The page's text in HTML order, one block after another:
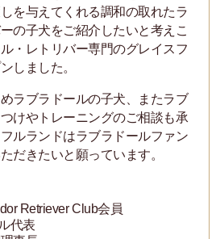
を与えてくれる調和の取れたラ
の子犬をご紹介したいと考えこ
・レトリバー専門のグレイスフ
しました。
ラブラドールの子犬、またラブ
けやトレーニングのご相談も承
ルランドはラブラドールファン
だきたいと願っています。
Retriever Club会員
代表